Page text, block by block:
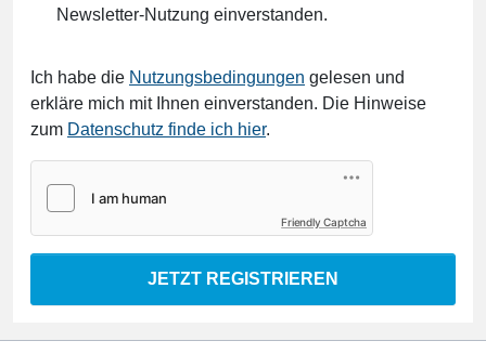
Newsletter-Nutzung einverstanden.
Ich habe die Nutzungsbedingungen gelesen und
erkläre mich mit Ihnen einverstanden. Die Hinweise
zum Datenschutz finde ich hier.
Friendly Captcha
JETZT REGISTRIEREN